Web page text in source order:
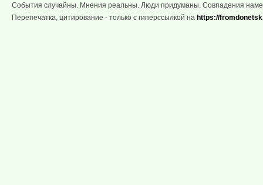
События случайны. Мнения реальны. Люди придуманы. Совпадения
Перепечатка, цитирование - только с гиперссылкой на https://